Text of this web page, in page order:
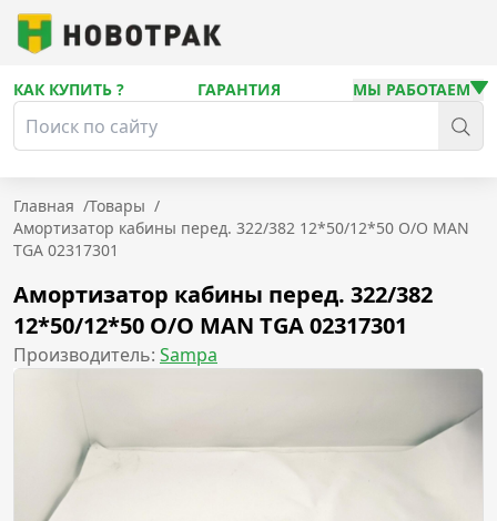
КАК КУПИТЬ ? ГАРАНТИЯ МЫ РАБОТАЕМ
Главная /Товары /
Амортизатор кабины перед. 322/382 12*50/12*50 O/O MAN
TGA 02317301
Амортизатор кабины перед. 322/382
12*50/12*50 O/O MAN TGA 02317301
Производитель: Sampa